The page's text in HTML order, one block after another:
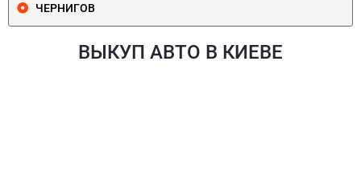
ЧЕРНИГОВ
ВЫКУП АВТО В КИЕВЕ